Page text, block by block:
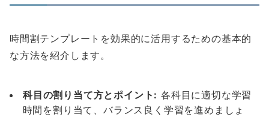
時間割テンプレートを効果的に活用するための基本的
な方法を紹介します。
科目の割り当て方とポイント: 各科目に適切な学習
時間を割り当て、バランス良く学習を進めましょ